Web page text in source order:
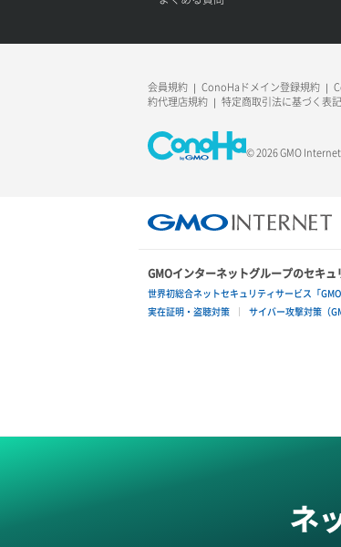
会員規約 ConoHaドメイン登録規約
約代理店規約
特定商取引法に基づく表記
© 2026 GMO
GMOインターネットグループのセキ
世界初総合ネットセキュリティサービス「
実在証明・盗聴対策
サイバー攻撃対策（